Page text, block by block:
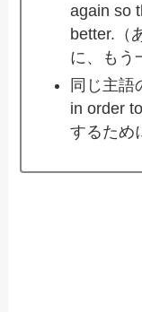
again so
better.（
に、もう
同じ主語
in order
するため